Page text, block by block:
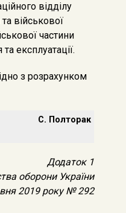
відділу
військової
частини
експлуатації.
з розрахунком
С. Полторак
Додаток 1
оборони України
2019 року № 292